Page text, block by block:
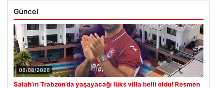
Güncel
08/08/2026
Salah’ın Trabzon’da yaşayacağı lüks villa belli oldu! Resmen